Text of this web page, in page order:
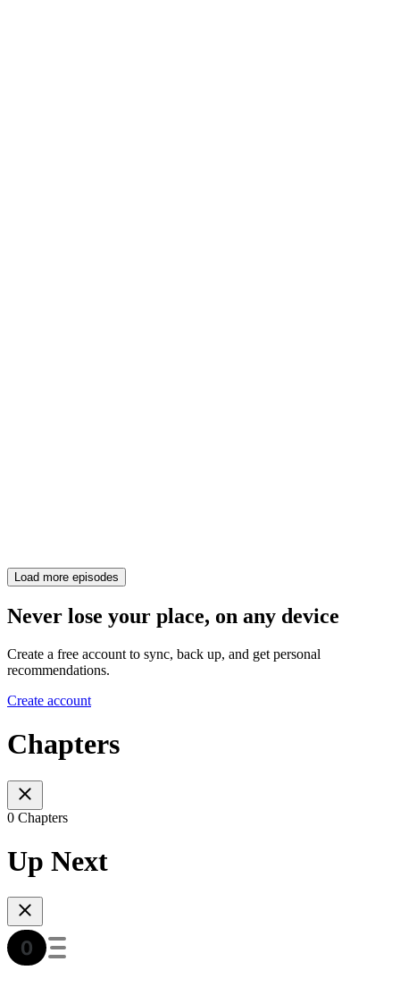
Load more episodes
Never lose your place, on any device
Create a free account to sync, back up, and get personal
recommendations.
Create account
Chapters
0 Chapters
Up Next